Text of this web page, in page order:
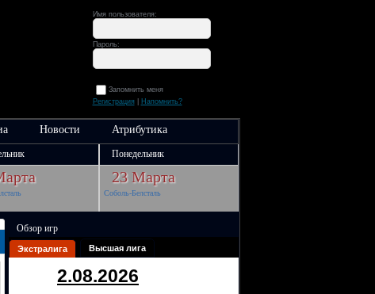
Имя пользователя:
Пароль:
Запомнить меня
Регистрация| Напомнить?
Новости Атрибутика
Понедельник
23 Марта
Соболь-Белсталь
Обзор игр
Экстралига Высшая лига
2.08.2026